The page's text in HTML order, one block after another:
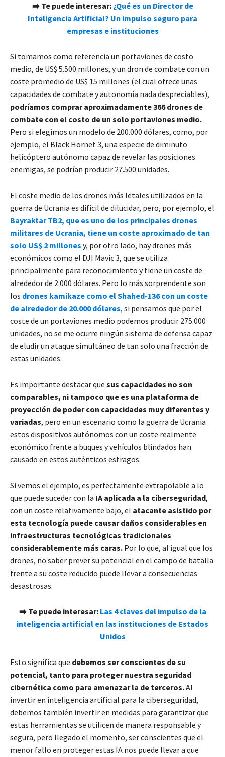
➡️ Te puede interesar: ¿Qué es un Director de
Inteligencia Artificial? Un impulso seguro para
empresas e instituciones
Si tomamos como referencia un portaviones de costo
medio, de US$ 5.500 millones, y un dron de combate con un
coste promedio de US$ 15 millones (el cual ofrece unas
capacidades de combate y autonomía nada despreciables),
podríamos comprar aproximadamente 366 drones de
combate con el costo de un solo portaviones medio.
Pero si elegimos un modelo de 200.000 dólares, como, por
ejemplo, el Black Hornet 3, una especie de diminuto
helicóptero autónomo capaz de revelar las posiciones
enemigas, se podrían producir 27.500 unidades.
El coste medio de los drones más letales utilizados en la
guerra de Ucrania es difícil de dilucidar, pero, por ejemplo, el
Bayraktar TB2, que es uno de los principales drones
militares de Ucrania, tiene un coste aproximado de tan
solo US$ 2 millones y, por otro lado, hay drones más
económicos como el DJI Mavic 3, que se utiliza
principalmente para reconocimiento y tiene un coste de
alrededor de 2.000 dólares. Pero lo más sorprendente son
los drones kamikaze como el Shahed-136 con un coste
de alrededor de 20.000 dólares, si pensamos que por el
coste de un portaviones medio podemos producir 275.000
unidades, no se me ocurre ningún sistema de defensa capaz
de eludir un ataque simultáneo de tan solo una fracción de
estas unidades.
Es importante destacar que sus capacidades no son
comparables, ni tampoco que es una plataforma de
proyección de poder con capacidades muy diferentes y
variadas, pero en un escenario como la guerra de Ucrania
estos dispositivos autónomos con un coste realmente
económico frente a buques y vehículos blindados han
causado en estos auténticos estragos.
Si vemos el ejemplo, es perfectamente extrapolable a lo
que puede suceder con la IA aplicada a la ciberseguridad,
con un coste relativamente bajo, el atacante asistido por
esta tecnología puede causar daños considerables en
infraestructuras tecnológicas tradicionales
considerablemente más caras. Por lo que, al igual que los
drones, no saber prever su potencial en el campo de batalla
frente a su coste reducido puede llevar a consecuencias
desastrosas.
➡️ Te puede interesar: Las 4 claves del impulso de la
inteligencia artificial en las instituciones de Estados
Unidos
Esto significa que debemos ser conscientes de su
potencial, tanto para proteger nuestra seguridad
cibernética como para amenazar la de terceros.Al
invertir en inteligencia artificial para la ciberseguridad,
debemos también invertir en medidas para garantizar que
estas herramientas se utilicen de manera responsable y
segura, pero llegado el momento, ser conscientes que el
menor fallo en proteger estas IA nos puede llevar a que